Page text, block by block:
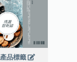
品標籤